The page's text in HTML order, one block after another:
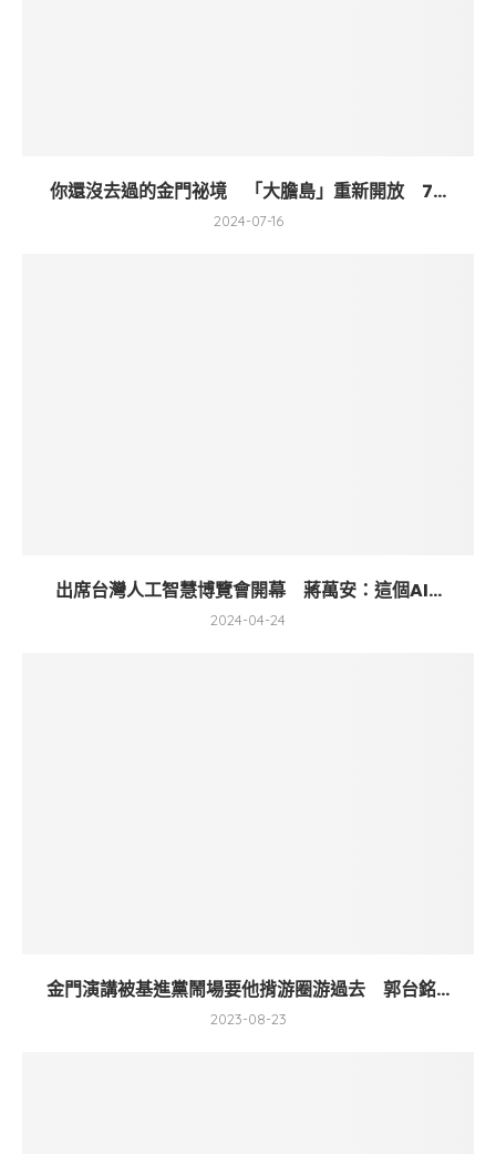
你還沒去過的金門祕境 「大膽島」重新開放 7...
2024-07-16
出席台灣人工智慧博覽會開幕 蔣萬安：這個AI...
2024-04-24
金門演講被基進黨鬧場要他揹游圈游過去 郭台銘...
2023-08-23